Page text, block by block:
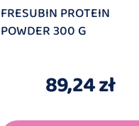
FRESUBIN PROTEIN
POWDER 300 G
89,24 zł